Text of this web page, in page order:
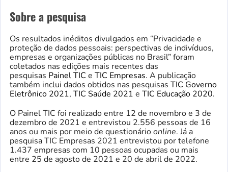
Sobre a pesquisa
Os resultados inéditos divulgados em “Privacidade e
proteção de dados pessoais: perspectivas de indivíduos,
empresas e organizações públicas no Brasil” foram
coletados nas edições mais recentes das
pesquisas Painel TIC e TIC Empresas. A publicação
também inclui dados obtidos nas pesquisas TIC Governo
Eletrônico 2021, TIC Saúde 2021 e TIC Educação 2020.
O Painel TIC foi realizado entre 12 de novembro e 3 de
dezembro de 2021 e entrevistou 2.556 pessoas de 16
anos ou mais por meio de questionárioonline. Já a
pesquisa TIC Empresas 2021 entrevistou por telefone
1.437 empresas com 10 pessoas ocupadas ou mais
entre 25 de agosto de 2021 e 20 de abril de 2022.